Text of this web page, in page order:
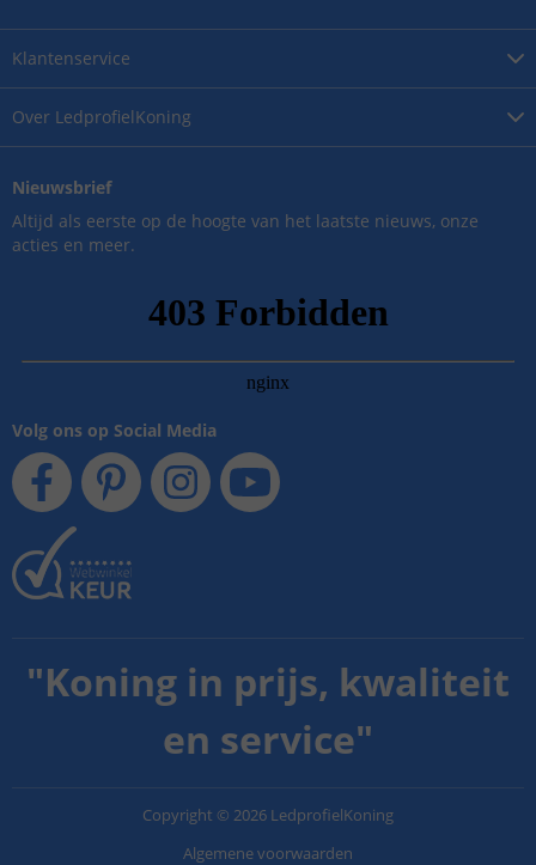
Over LedprofielKoning
Klantenservice
Nieuwsbrief
Altijd als eerste op de hoogte van het laatste nieuws, onze
acties en meer.
Volg ons op Social Media
"Koning in prijs, kwaliteit
en service"
Copyright © 2026 LedprofielKoning
Algemene voorwaarden